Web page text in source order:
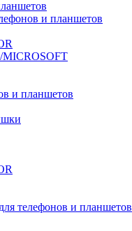
и планшетов
и планшетов
телефонов и планшетов